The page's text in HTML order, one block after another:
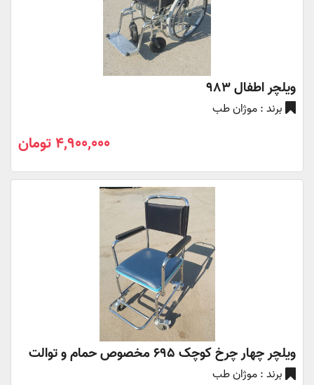
ویلچر اطفال 983
برند : موژان طب
4,900,000 تومان
ویلچر چهار چرخ کوچک 695 مخصوص حمام و توالت
برند : موژان طب